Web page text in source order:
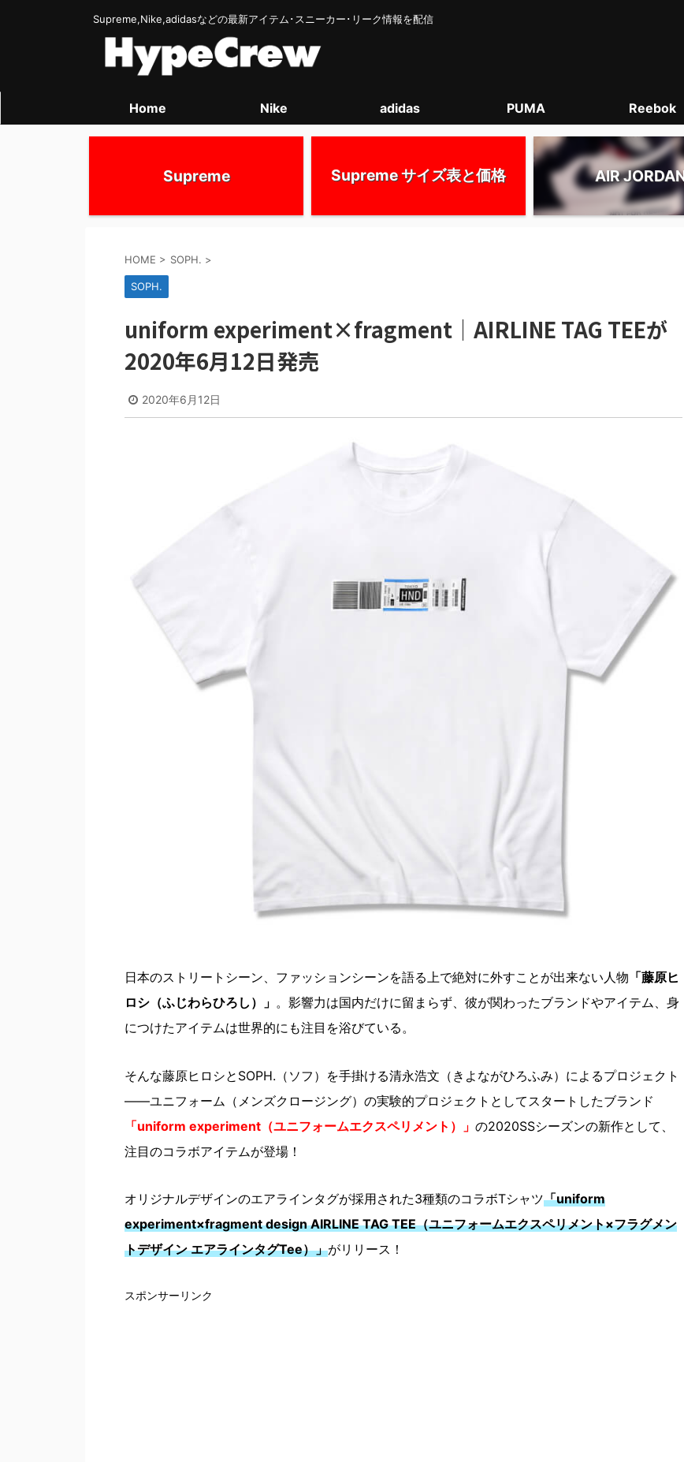
Supreme,Nike,adidasなどの最新アイテム･スニーカー･リーク情報を配信
Home Nike adidas PUMA Reebok
Supreme Supreme サイズ表と価格 AIR
HOME > SOPH. >
SOPH.
uniform experiment×fragment｜AIRLINE TAG TEEが
2020年6月12日発売
2020年6月12日
日本のストリートシーン、ファッションシーンを語る上で絶対に外すことが出来ない人物 「藤原ヒ
ロシ（ふじわらひろし）」 。影響力は国内だけに留まらず、彼が関わったブランドやアイテム、身
につけたアイテムは世界的にも注目を浴びている。
そんな藤原ヒロシとSOPH.（ソフ）を手掛ける清永浩文（きよながひろふみ）によるプロジェクト
――ユニフォーム（メンズクロージング）の実験的プロジェクトとしてスタートしたブランド
「uniform experiment（ユニフォームエクスペリメント）」 の2020SSシーズンの新作として、
注目のコラボアイテムが登場！
オリジナルデザインのエアラインタグが採用された3種類のコラボTシャツ「uniform
experiment×fragment design AIRLINE TAG TEE（ユニフォームエクスペリメント×フラグメン
トデザイン エアラインタグTee）」がリリース！
スポンサーリンク